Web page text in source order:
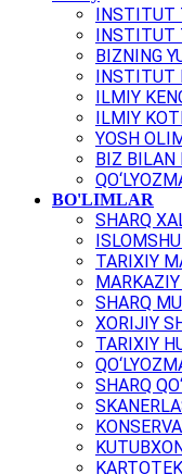
INSTITUT
INSTITUT
BIZNING
INSTITUT
ILMIY
ILMIY
YOSH
BIZ BILAN
BO'LIMLAR
SHARQ
TARIXIY
SHARQ
XORIJIY
TARIXIY
SHARQ